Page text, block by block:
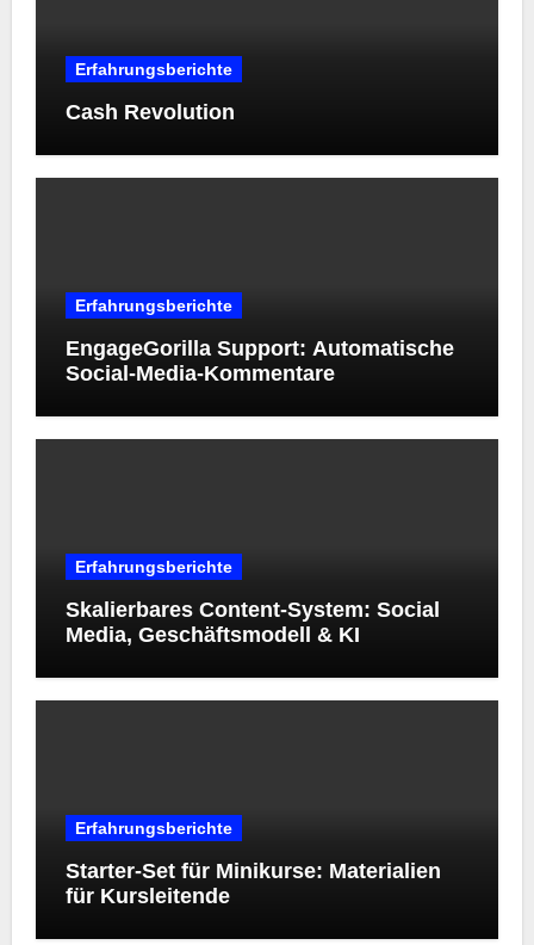
Erfahrungsberichte
Cash Revolution
Erfahrungsberichte
EngageGorilla Support: Automatische
Social-Media-Kommentare
Erfahrungsberichte
Skalierbares Content-System: Social
Media, Geschäftsmodell & KI
Erfahrungsberichte
Starter‑Set für Minikurse: Materialien
für Kursleitende